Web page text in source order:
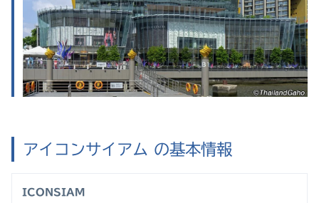
アイコンサイアム の基本情報
ICONSIAM